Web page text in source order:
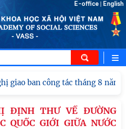
E-office English
ban công tác tháng 8 năm
ĐỊNH THƯ VỀ ĐƯỜNG
QUỐC GIỚI GIỮA NƯỚC